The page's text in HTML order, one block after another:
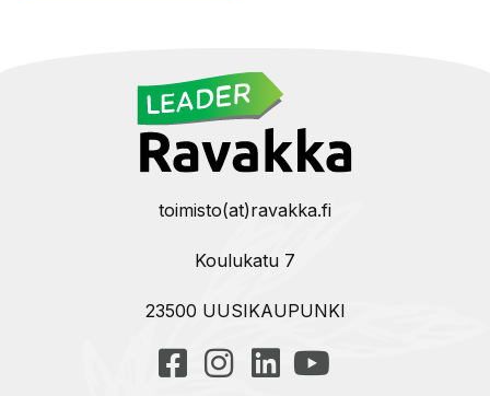
toimisto(at)ravakka.fi
Koulukatu 7
23500 UUSIKAUPUNKI